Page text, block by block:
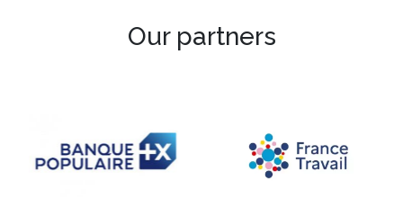
Our partners